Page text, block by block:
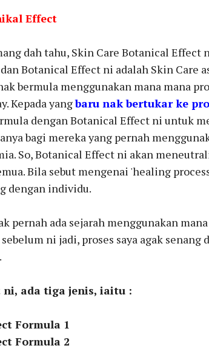
Effect
dah tahu, Skin Care Botanical Effect
Botanical Effect ni adalah Skin Care
bermula menggunakan mana mana
Kepada yangbaru nak bertukar ke
dengan Botanical Effect ni untuk
bagi mereka yang pernah
So, Botanical Effect ni akan
Bila sebut mengenai 'healing
dengan individu.
pernah ada sejarah menggunakan
sebelum ni jadi, proses saya agak senang
ada tiga jenis, iaitu :
Formula 1
Formula 2